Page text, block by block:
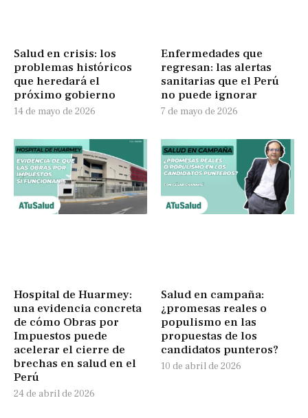
Salud en crisis: los
problemas históricos
que heredará el
próximo gobierno
14 de mayo de 2026
Enfermedades que
regresan: las alertas
sanitarias que el Perú
no puede ignorar
7 de mayo de 2026
Hospital de Huarmey:
una evidencia concreta
de cómo Obras por
Impuestos puede
acelerar el cierre de
brechas en salud en el
Perú
24 de abril de 2026
Salud en campaña:
¿promesas reales o
populismo en las
propuestas de los
candidatos punteros?
10 de abril de 2026